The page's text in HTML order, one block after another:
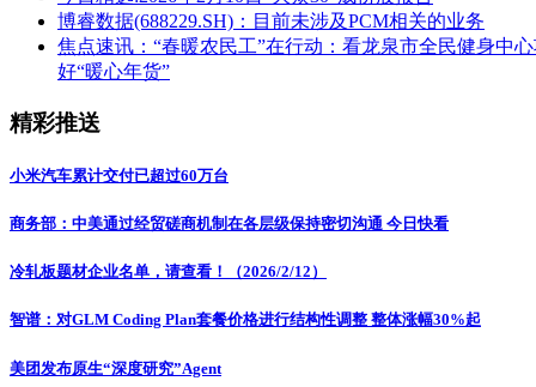
博睿数据(688229.SH)：目前未涉及PCM相关的业务
焦点速讯：“春暖农民工”在行动：看龙泉市全民健身中
好“暖心年货”
精彩推送
小米汽车累计交付已超过60万台
商务部：中美通过经贸磋商机制在各层级保持密切沟通 今日快看
冷轧板题材企业名单，请查看！（2026/2/12）
智谱：对GLM Coding Plan套餐价格进行结构性调整 整体涨幅30%起
美团发布原生“深度研究”Agent